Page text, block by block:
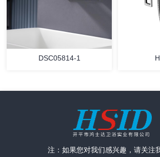
DSC05814-1
注：如果您对我们感兴趣，请关注